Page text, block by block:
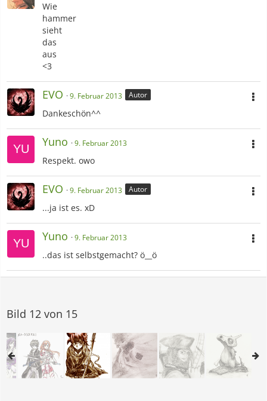
Wie
hammer
sieht
das
aus
<3
EVO 9. Februar 2013 Autor
Dankeschön^^
Yuno 9. Februar 2013
Respekt. owo
EVO 9. Februar 2013 Autor
...ja ist es. xD
Yuno 9. Februar 2013
..das ist selbstgemacht? ö__ö
Bild 12 von 15